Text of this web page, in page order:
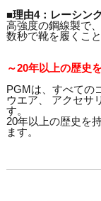
■理由4：レーシン
高強度の鋼線製で
数秒で靴を履くこ
～20年以上の歴史
PGMは、すべての
ウエア、 アクセサ
す。
20年以上の歴史を
ます。